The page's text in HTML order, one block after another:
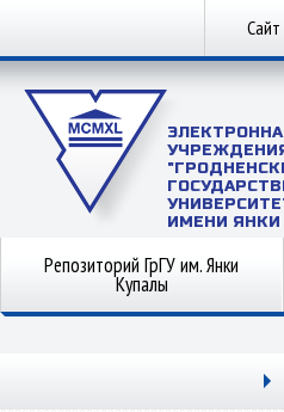
ИМЕНИ
Репозиторий ГрГУ им. Янки
Купалы